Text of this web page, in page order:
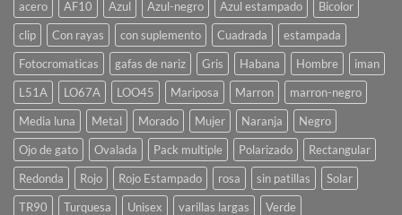
acero AF10 Azul Azul-negro Azul estampado
Bicolor
clip
Con rayas con suplemento Cuadrada
estampada
Fotocromaticas
gafas de nariz Gris Habana Hombre
iman
L51A
LO67A LOO45 Mariposa Marron
marron-negro
Media luna
Metal Morado Mujer Naranja
Negro
Ojo de gato
Ovalada Pack multiple Polarizado
Rectangular
Redonda
Rojo Rojo Estampado rosa sin patillas
Solar
TR90
Turquesa Unisex varillas largas Verde